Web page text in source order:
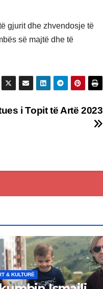
gjurit dhe zhvendosje të
së majtë dhe të
i Topit të Artë 2023
& KULTURË